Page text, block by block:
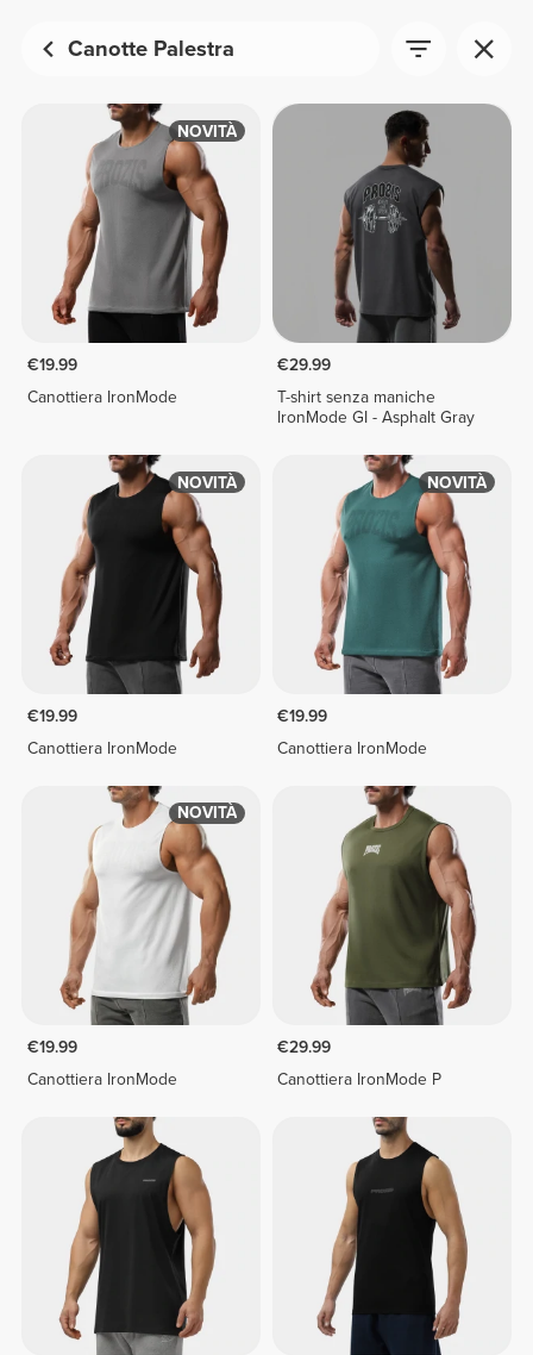
Canotte Palestra
NOVITÀ
€19.99
Canottiera IronMode
€29.99
T-shirt senza maniche
IronMode GI - Asphalt Gray
NOVITÀ
€19.99
Canottiera IronMode
NOVITÀ
€19.99
Canottiera IronMode
NOVITÀ
€19.99
Canottiera IronMode
€29.99
Canottiera IronMode P